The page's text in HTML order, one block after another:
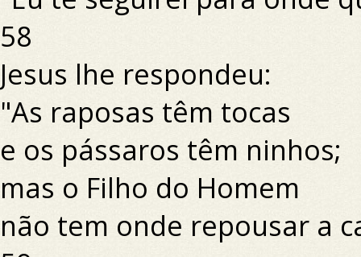
58
Jesus lhe respondeu:
"As raposas têm tocas
e os pássaros têm ninhos;
mas o Filho do Homem
não tem onde repousar a